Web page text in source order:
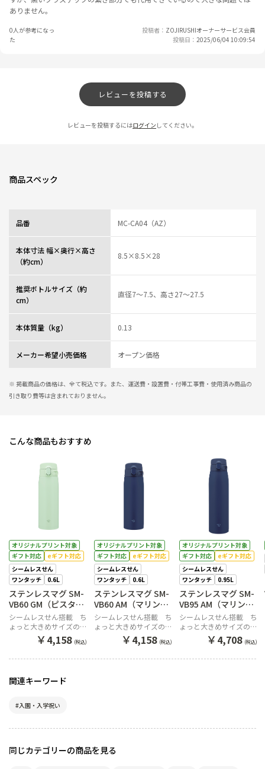
ありません。
0人が参考になっ
た
投稿者
ZOJIRUSHIオーナーサービス会員
投稿日
2025/06/04 10:09:54
レビューを投稿する
レビューを投稿するにはログイン してください。
商品スペック
品番 MC-CA04（AZ）
本体寸法 幅×奥行×高さ
（約cm）
8.5×8.5×28
推奨ボトルサイズ（約
cm）
直径7～7.5、高さ27～27.5
本体質量（kg） 0.13
メーカー希望小売価格 オープン価格
※ 掲載商品の価格は、全て税込です。また、運送費・設置費・付帯工事費・使用済み商品の
引き取り費等は含まれておりません。
こんな商品もおすすめ
オリジナルプリント対象
ギフト対応
eギフト対応
シームレスせん
ワンタッチ
0.6L
ステンレスマグ SM-
VB60 GM（ピスタチ
オグリーン）
シームレスせん搭載 ち
ょっと大きめサイズのワ
ンタッチマグ
￥4,158 (税込)
オリジナルプリント対象
ギフト対応
eギフト対応
シームレスせん
ワンタッチ
0.6L
ステンレスマグ SM-
VB60 AM（マリンブ
ルー）
シームレスせん搭載 ち
ょっと大きめサイズのワ
ンタッチマグ
￥4,158 (税込)
オリジナルプリント対象
ギフト対応
eギフト対応
シームレスせん
ワンタッチ
0.95L
ステンレスマグ SM-
VB95 AM（マリンブ
ルー）
シームレスせん搭載 ち
ょっと大きめサイズのワ
ンタッチマグ
￥4,708 (税込)
関連キーワード
#入園・入学祝い
同じカテゴリーの商品を見る